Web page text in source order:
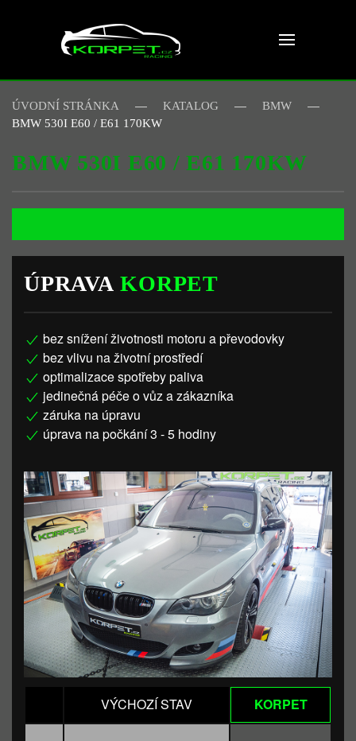
Skip to main content
ÚVODNÍ STRÁNKA KATALOG
BMW
BMW 530I E60 / E61 170KW
BMW 530I E60 / E61 170KW
ÚPRAVAKORPET
bez snížení životnosti motoru a převodovky
bez vlivu na životní prostředí
optimalizace spotřeby paliva
jedinečná péče o vůz a zákazníka
záruka na úpravu
úprava na počkání 3 - 5 hodiny
VÝCHOZÍ STAV KORPET